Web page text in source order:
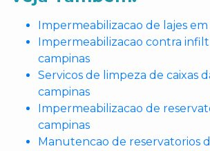
Impermeabilizacao de lajes
Impermeabilizacao contra
campinas
Servicos de limpeza de caixas
campinas
Impermeabilizacao de
campinas
Manutencao de reservatorios